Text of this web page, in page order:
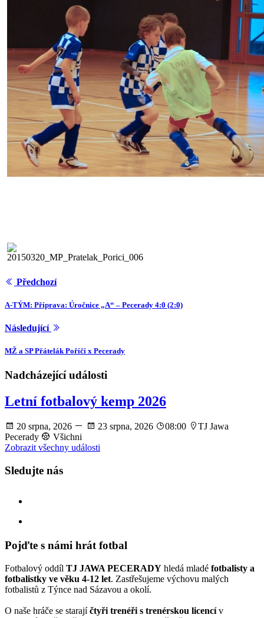
Předchozí
A-TÝM: Příprava: Úročnice „A“ – Pecerady 4:0 (2:0)
Následující
MŽ a SP Přátelák Poříčí x Pecerady
Nadcházející události
Letní fotbalový kemp 2026
20 srpna, 2026 23 srpna, 2026 08:00
TJ Jawa
Pecerady
Všichni
Zobrazit všechny události
Sledujte nás
Pojďte s námi hrát fotbal
Fotbalový oddíl TJ JAWA PECERADY hledá mladé fotbalisty a
fotbalistky ve věku 4-12 let. Zastřešujeme výchovu malých
fotbalistů z Týnce nad Sázavou a okolí.
O naše hráče se starajíčtyři trenéři s trenérskou licencív